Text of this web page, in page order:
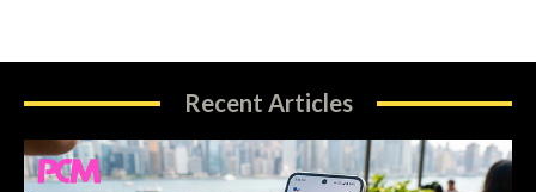
Recent Articles